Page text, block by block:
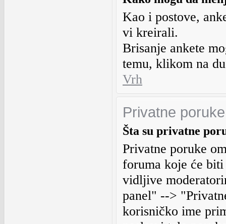
Kao i postove,
vi kreirali.
Brisanje ankete
temu, klikom na
Vrh
Privatne poruke
Šta su privatne
Privatne poruke
foruma koje će
vidljive
panel" -->
korisničko ime